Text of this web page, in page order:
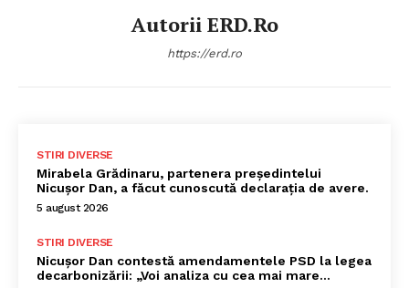
Autorii ERD.ro
https://erd.ro
STIRI DIVERSE
Mirabela Grădinaru, partenera președintelui
Nicușor Dan, a făcut cunoscută declarația de avere.
5 august 2026
STIRI DIVERSE
Nicușor Dan contestă amendamentele PSD la legea
decarbonizării: „Voi analiza cu cea mai mare…